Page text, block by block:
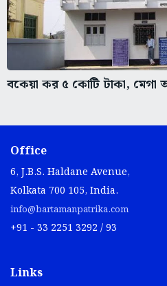
বকেয়া কর ৫ কোটি টাকা, মেগা
Office
6, J.B.S. Haldane Avenue,
Kolkata 700 105, India.
info@bartamanpatrika.com
+91 - 33 2251 3292 / 93
Links